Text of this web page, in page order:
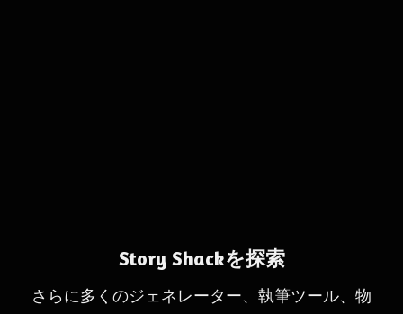
Story Shackを探索
さらに多くのジェネレーター、執筆ツール、物